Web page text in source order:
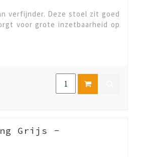
verfijnder. Deze stoel zit goed
voor grote inzetbaarheid op
Grijs -